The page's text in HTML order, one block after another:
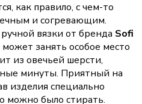
как правило, с чем-то
и согревающим.
вязки от бренда Sofi
занять особое место
из овечьей шерсти,
минуты. Приятный на
изделия специально
можно было стирать.